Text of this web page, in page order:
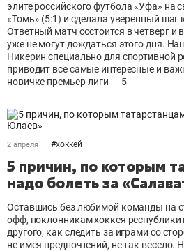
элите российского футбола «Уфа» на
«Томь» (5:1) и сделала уверенный
Ответный матч состоится в четверг и
уже не могут дождаться этого дня.
Никерин специально для спортивной
приводит все самые интересные и
новичке премьер-лиги
5
2 апреля #хоккей
5 причин, по которым
надо болеть за
Оставшись без любимой команды на
офф, поклонникам хоккея республики
другого, как следить за играми со
не имея предпочтений, не так весело.